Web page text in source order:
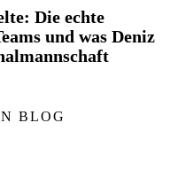
Die echte
und was Deniz
BLOG